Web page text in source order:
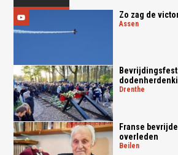
Zo zag de
assen
drenthe
Franse
overleden
beilen